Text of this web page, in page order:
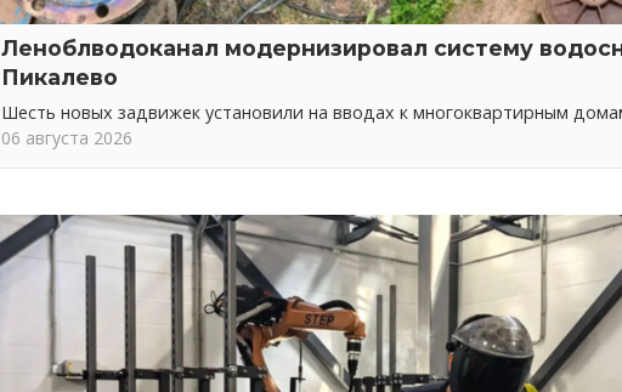
Леноблводоканал модернизировал систему
Пикалево
Шесть новых задвижек установили на вводах к многоквартирным
06 августа 2026